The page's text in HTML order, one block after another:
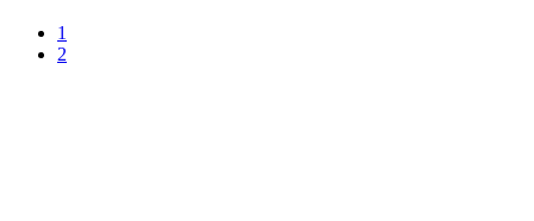
1
2